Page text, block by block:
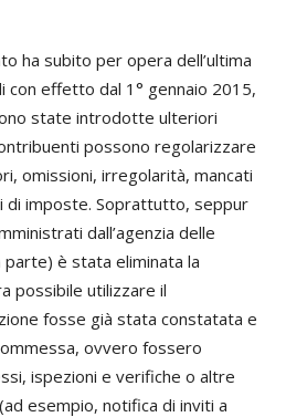
ha subito per opera dell’ultima
con effetto dal 1° gennaio 2015,
state introdotte ulteriori
possono regolarizzare
omissioni, irregolarità, mancati
di imposte. Soprattutto, seppur
dall’agenzia delle
è stata eliminata la
possibile utilizzare il
fosse già stata constatata e
ovvero fossero
ispezioni e verifiche o altre
esempio, notifica di inviti a